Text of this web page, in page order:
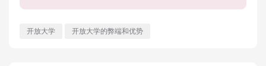
开放大学 开放大学的弊端和优势